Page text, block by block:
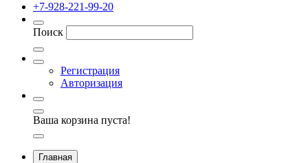
+7-928-221-99-20
Поиск
Регистрация
Авторизация
Ваша корзина пуста!
Главная